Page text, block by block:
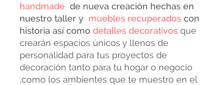
handmade de nueva creación hechas en
nuestro taller y muebles recuperados con
historia así como detalles decorativos que
crearán espacios únicos y llenos de
personalidad para tus proyectos de
decoración tanto para tu hogar o negocio
,como los ambientes que te muestro en el